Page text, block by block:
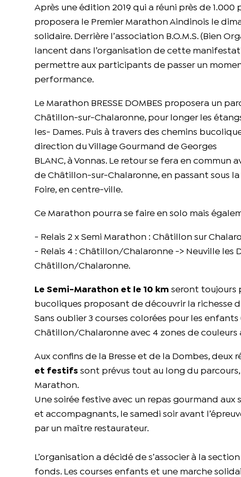
Après une édition 2019 qui a réuni près de
proposera le Premier Marathon Aindinois le
solidaire. Derrière l’association B.O.M.S. (Bien
lancent dans l’organisation de cette
permettre aux participants de passer un
performance.
Le Marathon BRESSE DOMBES proposera un
Châtillon-sur-Chalaronne, pour longer les
les- Dames. Puis à travers des chemins
direction du Village Gourmand de Georges
BLANC, à Vonnas. Le retour se fera en
de Châtillon-sur-Chalaronne, en passant sous
Foire, en centre-ville.
Ce Marathon pourra se faire en solo mais
- Relais 2 x Semi Marathon : Châtillon sur
- Relais 4 : Châtillon/Chalaronne -> Neuville les
Châtillon/Chalaronne.
Le Semi-Marathon et le 10 km seront toujours
bucoliques proposant de découvrir la richesse
Sans oublier 3 courses colorées pour les
Châtillon/Chalaronne avec 4 zones de couleurs
Aux confins de la Bresse et de la Dombes, deux
et festifs sont prévus tout au long du
Marathon.
Une soirée festive avec un repas gourmand
et accompagnants, le samedi soir avant
par un maître restaurateur.
L’organisation a décidé de s’associer à la
fonds. Les courses enfants et une marche